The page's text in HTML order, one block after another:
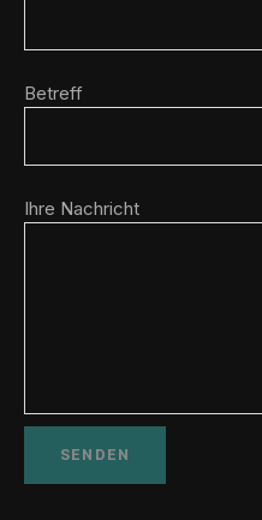
Betreff
Ihre Nachricht